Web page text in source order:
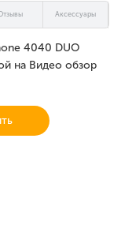
Аксессуары
4040 DUO
на Видео обзор